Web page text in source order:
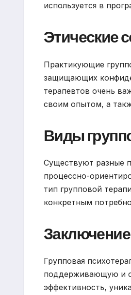
используется в
Этические
Практикующие
защищающих
терапевтов очень
своим опытом, а
Виды
Существуют разные
процессно-
тип групповой
конкретным
Заключение
Групповая
поддерживающую и
эффективность,